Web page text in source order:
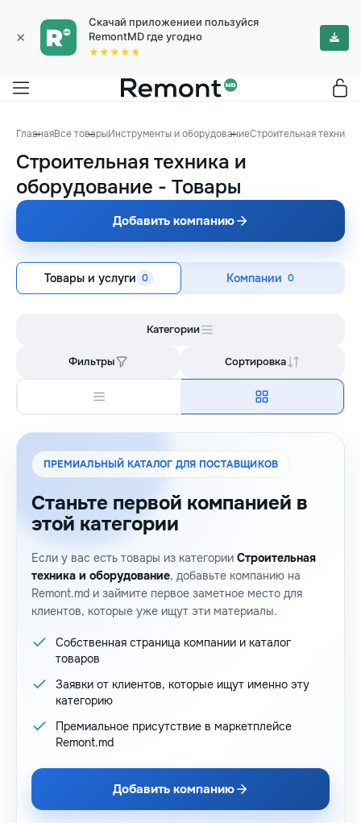
×
Скачай приложениеи пользуйся
RemontMD где угодно
★★★★★
ГлавнаяВсе товарыИнструменты и оборудованиеСтроительная техника
Строительная техника и
оборудование - Товары
Добавить компанию
Товары и услуги 0 Компании 0
Категории
Фильтры Сортировка
ПРЕМИАЛЬНЫЙ КАТАЛОГ ДЛЯ ПОСТАВЩИКОВ
Станьте первой компанией в
этой категории
Если у вас есть товары из категории Строительная
техника и оборудование, добавьте компанию на
Remont.md и займите первое заметное место для
клиентов, которые уже ищут эти материалы.
Собственная страница компании и каталог
товаров
Заявки от клиентов, которые ищут именно эту
категорию
Премиальное присутствие в маркетплейсе
Remont.md
Добавить компанию